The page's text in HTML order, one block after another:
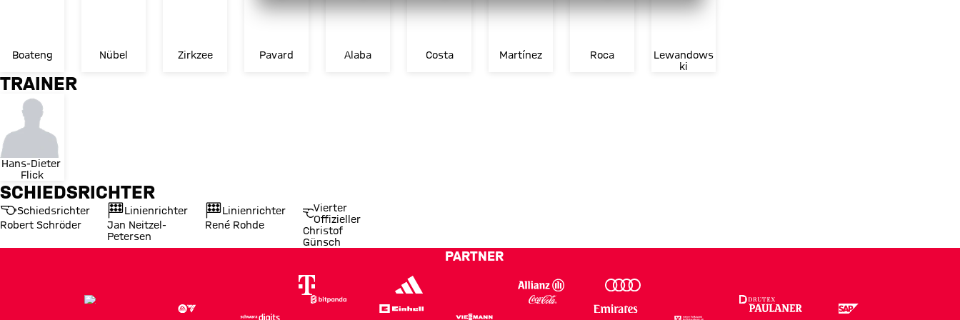
Boateng Nübel Zirkzee Pavard Alaba Costa Martínez Roca
Lewandows
ki
TRAINER
Hans-Dieter
Flick
SCHIEDSRICHTER
Schiedsrichter
Robert Schröder
Linienrichter
Jan Neitzel-
Petersen
Linienrichter
René Rohde
Vierter
Offizieller
Christof
Günsch
PARTNER